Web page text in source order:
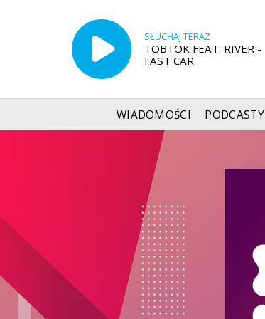
SŁUCHAJ TERAZ
TOBTOK FEAT. RIVER -
FAST CAR
WIADOMOŚCI PODCASTY